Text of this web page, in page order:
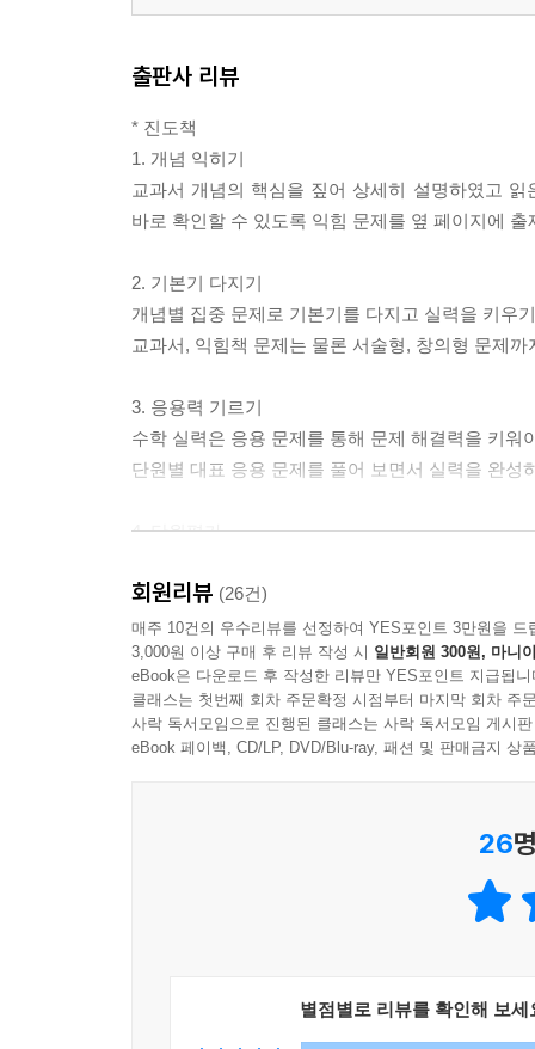
출판사 리뷰
* 진도책
1. 개념 익히기
교과서 개념의 핵심을 짚어 상세히 설명하였고
바로 확인할 수 있도록 익힘 문제를 옆 페이지에 출
2. 기본기 다지기
개념별 집중 문제로 기본기를 다지고 실력을 키우
교과서, 익힘책 문제는 물론 서술형, 창의형 문제
3. 응용력 기르기
수학 실력은 응용 문제를 통해 문제 해결력을 키워
단원별 대표 응용 문제를 풀어 보면서 실력을 완성
4. 단원평가
선별하였으므로 수시평가 및 학교 시험 대비용으
* 실력 보강 자료집
- 따라 쓰는 문제부터 차근차근 연습하면서 서술형
- 단원평가 문제를 한 번 더 풀어 볼 수 있습니다.
회원리뷰 (26건)
매주 10건의 우수리뷰를 선정하여 YES포인트 3만원을 드
3,000원 이상 구매 후 리뷰 작성 시 일반회원 300원, 마니
eBook은 다운로드 후 작성한 리뷰만 YES포인트 지급됩니
클래스는 첫번째 회차 주문확정 시점부터 마지막 회차 주
사락 독서모임으로 진행된 클래스는 사락 독서모임 게시
eBook 페이백, CD/LP, DVD/Blu-ray, 패션 및 판매금지 상
26
별점별로 리뷰를 확인해 보세